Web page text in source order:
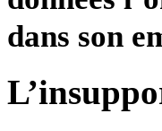
dans son